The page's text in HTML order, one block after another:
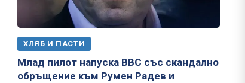
ХЛЯБ И ПАСТИ
Млад пилот напуска ВВС със скандално
обръщение към Румен Радев и